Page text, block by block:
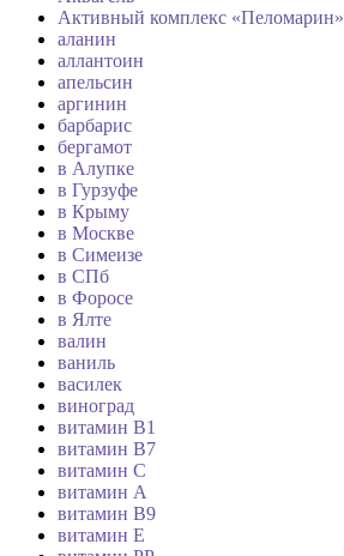
Активный комплекс «Пеломарин»
аланин
аллантоин
апельсин
аргинин
барбарис
бергамот
в Алупке
в Гурзуфе
в Крыму
в Москве
в Симеизе
в СПб
в Форосе
в Ялте
валин
ваниль
василек
виноград
витамин B1
витамин B7
витамин C
витамин А
витамин В9
витамин Е